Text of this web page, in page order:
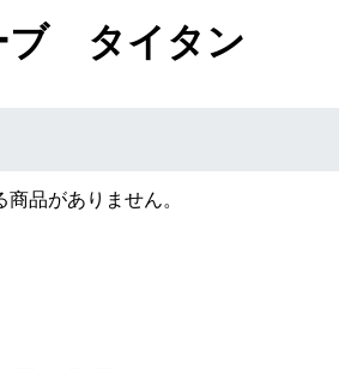
ブ タイタン
品がありません。